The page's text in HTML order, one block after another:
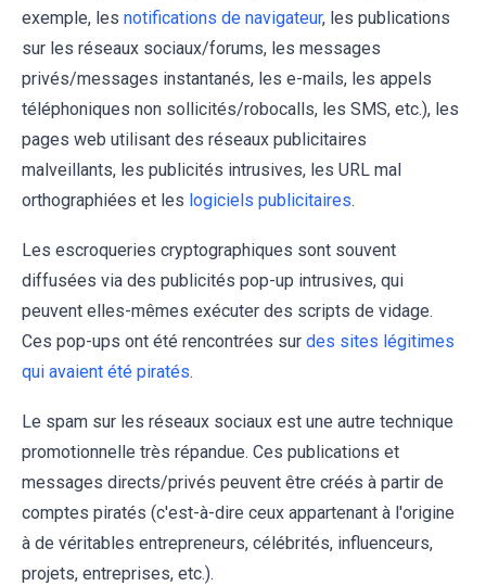
exemple, les notifications de navigateur, les publications
sur les réseaux sociaux/forums, les messages
privés/messages instantanés, les e-mails, les appels
téléphoniques non sollicités/robocalls, les SMS, etc.), les
pages web utilisant des réseaux publicitaires
malveillants, les publicités intrusives, les URL mal
orthographiées et les logiciels publicitaires.
Les escroqueries cryptographiques sont souvent
diffusées via des publicités pop-up intrusives, qui
peuvent elles-mêmes exécuter des scripts de vidage.
Ces pop-ups ont été rencontrées sur des sites légitimes
qui avaient été piratés.
Le spam sur les réseaux sociaux est une autre technique
promotionnelle très répandue. Ces publications et
messages directs/privés peuvent être créés à partir de
comptes piratés (c'est-à-dire ceux appartenant à l'origine
à de véritables entrepreneurs, célébrités, influenceurs,
projets, entreprises, etc.).